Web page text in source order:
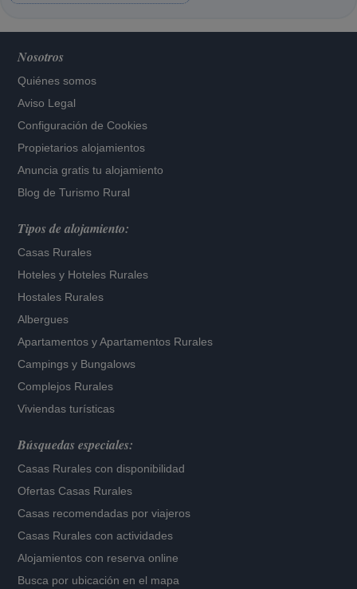
Nosotros
Quiénes somos
Aviso Legal
Configuración de Cookies
Propietarios alojamientos
Anuncia gratis tu alojamiento
Blog de Turismo Rural
Tipos de alojamiento:
Casas Rurales
Hoteles y Hoteles Rurales
Hostales Rurales
Albergues
Apartamentos yApartamentos Rurales
Campings y Bungalows
Complejos Rurales
Viviendas turísticas
Búsquedas especiales:
Casas Rurales con disponibilidad
Ofertas Casas Rurales
Casas recomendadas por viajeros
Casas Rurales con actividades
Alojamientos con reserva online
Busca por ubicación en el mapa